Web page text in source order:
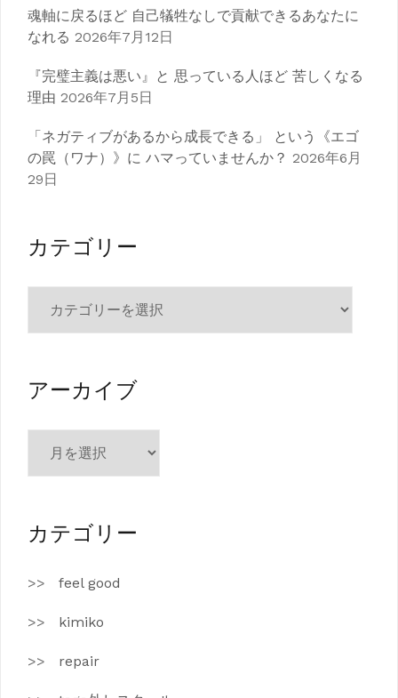
魂軸に戻るほど 自己犠牲なしで貢献できるあなたに
なれる 2026年7月12日
『完璧主義は悪い』と 思っている人ほど 苦しくなる
理由 2026年7月5日
「ネガティブがあるから成長できる」 という《エゴ
の罠（ワナ）》に ハマっていませんか？ 2026年6月
29日
カテゴリー
ー
アーカイブ
ブ
カテゴリー
feel good
kimiko
repair